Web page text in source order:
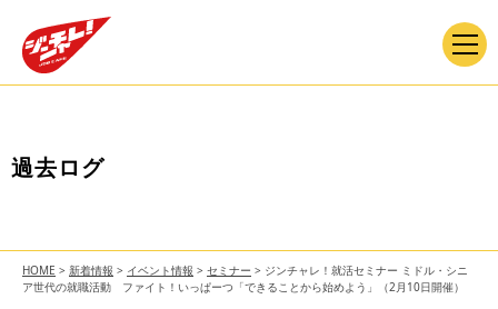
過去ログ
HOME > 新着情報 > イベント情報 > セミナー > ジンチャレ！就活セミナー ミドル・シニ
ア世代の就職活動 ファイト！いっぱーつ「できることから始めよう」（2月10日開催）